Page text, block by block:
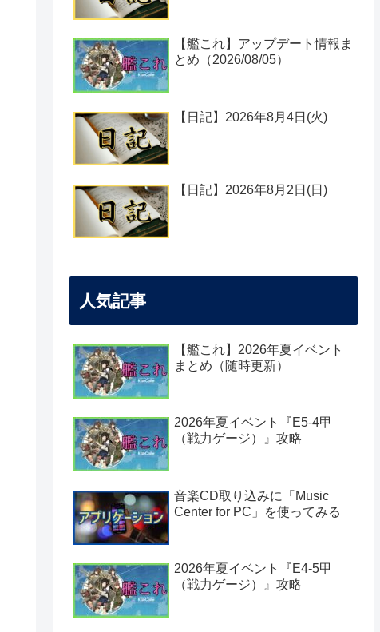
【艦これ】アップデート情報ま
とめ（2026/08/05）
【日記】2026年8月4日(火)
【日記】2026年8月2日(日)
人気記事
【艦これ】2026年夏イベント
まとめ（随時更新）
2026年夏イベント『E5-4甲
（戦力ゲージ）』攻略
音楽CD取り込みに「Music
Center for PC」を使ってみる
2026年夏イベント『E4-5甲
（戦力ゲージ）』攻略